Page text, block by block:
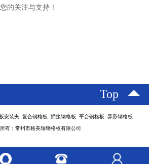
的关注与支持！
Top
安装夹 复合钢格板 插接钢格板 平台钢格板 异形钢格板
有：常州市格美瑞钢格板有限公司